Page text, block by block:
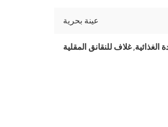
عينة بحرية
الغذائية,غلاف للنقانق المقلية